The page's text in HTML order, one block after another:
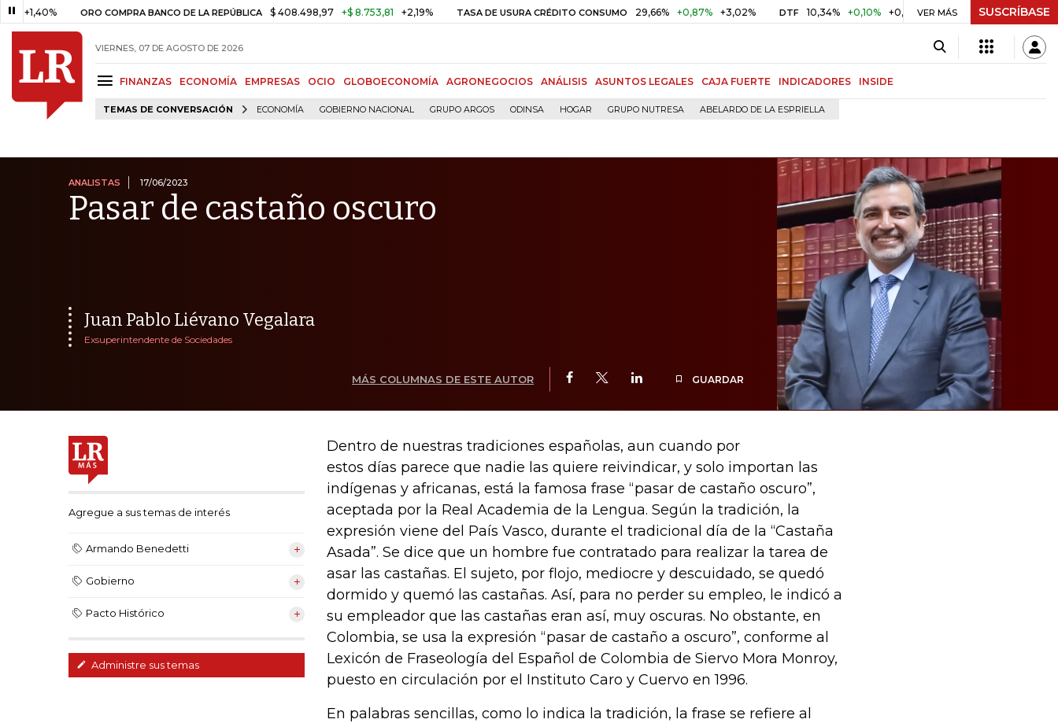
ORO COMPRA BANCO DE LA REPÚBLICA $ 408.498,97 +$ 8.753,81 +2,19% TASA DE USURA CRÉDITO CONSUMO 29,66% +0,87% +3,02% DTF 10,34% +0,10% +0,98% UVR $ 416,96 +$ 0,05 +0,01%
VER MÁS SUSCRÍBASE
VIERNES, 07 DE AGOSTO DE 2026
FINANZAS ECONOMÍA EMPRESAS OCIO GLOBOECONOMÍA AGRONEGOCIOS ANÁLISIS ASUNTOS LEGALES CAJA FUERTE INDICADORES INSIDE
TEMAS DE CONVERSACIÓN ECONOMÍA GOBIERNO NACIONAL GRUPO ARGOS ODINSA HOGAR GRUPO NUTRESA ABELARDO DE LA ESPRIELLA
ANALISTAS 17/06/2023
Pasar de castaño oscuro
Juan Pablo Liévano Vegalara
Exsuperintendente de Sociedades
MÁS COLUMNAS DE ESTE AUTOR GUARDAR
Agregue a sus temas de interés
Armando Benedetti
Gobierno
Pacto Histórico
Administre sus temas
Dentro de nuestras tradiciones españolas, aun cuando por
estos días parece que nadie las quiere reivindicar, y solo importan las
indígenas y africanas, está la famosa frase “pasar de castaño oscuro”,
aceptada por la Real Academia de la Lengua. Según la tradición, la
expresión viene del País Vasco, durante el tradicional día de la “Castaña
Asada”. Se dice que un hombre fue contratado para realizar la tarea de
asar las castañas. El sujeto, por flojo, mediocre y descuidado, se quedó
dormido y quemó las castañas. Así, para no perder su empleo, le indicó a
su empleador que las castañas eran así, muy oscuras. No obstante, en
Colombia, se usa la expresión “pasar de castaño a oscuro”, conforme al
Lexicón de Fraseología del Español de Colombia de Siervo Mora Monroy,
puesto en circulación por el Instituto Caro y Cuervo en 1996.
En palabras sencillas, como lo indica la tradición, la frase se refiere al